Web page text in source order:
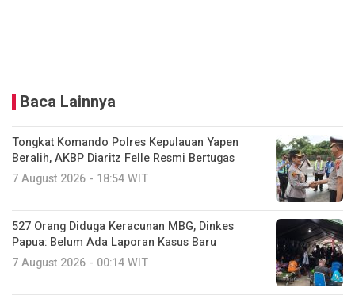
Baca Lainnya
Tongkat Komando Polres Kepulauan Yapen
Beralih, AKBP Diaritz Felle Resmi Bertugas
7 August 2026 - 18:54 WIT
527 Orang Diduga Keracunan MBG, Dinkes
Papua: Belum Ada Laporan Kasus Baru
7 August 2026 - 00:14 WIT